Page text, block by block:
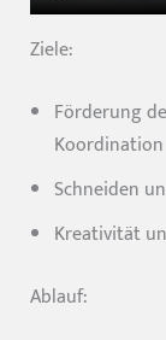
Ziele:
Förderung
Koordination
Schneiden
Kreativität
Ablauf: